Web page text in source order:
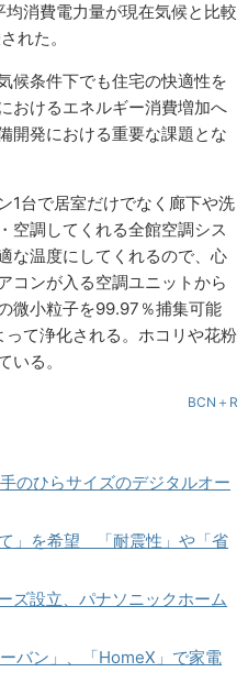
消費電力量が現在気候と比較
れた。
候条件下でも住宅の快適性を
おけるエネルギー消費増加へ
開発における重要な課題とな
1台で居室だけでなく廊下や洗
空調してくれる全館空調シス
な温度にしてくれるので、心
コンが入る空調ユニットから
微小粒子を99.97％捕集可能
て浄化される。ホコリや花粉
いる。
BCN＋R
のひらサイズのデジタルオー
」を希望 「耐震性」や「省
ズ設立、パナソニックホーム
バン」、「HomeX」で家電